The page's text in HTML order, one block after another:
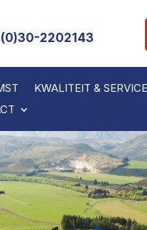
2202143
KWALITEIT & SERVICE